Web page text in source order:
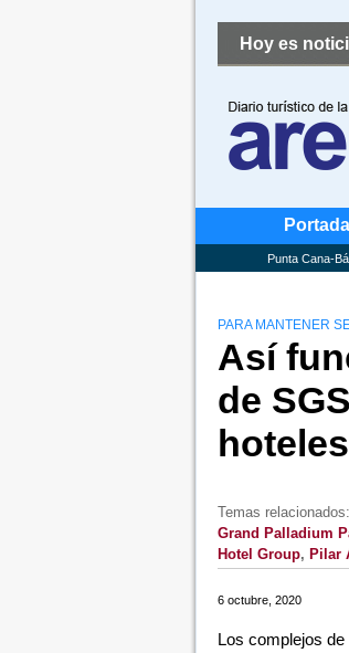
Hoy es
Portada
Punta Cana-
PARA MANTENER
Así
de
hoteles
Temas relacionados:
Grand Palladium
Hotel Group, Pilar
6 octubre, 2020
Los complejos de